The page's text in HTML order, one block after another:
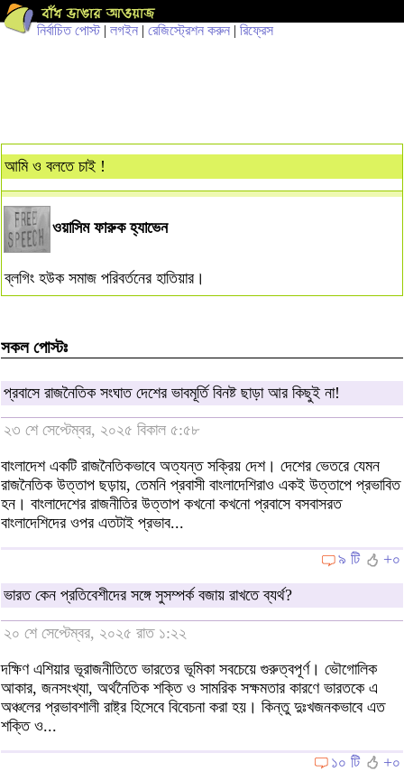
নির্বাচিত পোস্ট| লগইন | রেজিস্ট্রেশন করুন | রিফ্রেস
আমি ও বলতে চাই !
ওয়াসিম ফারুক হ্যাভেন
ব্লগিং হউক সমাজ পরিবর্তনের হাতিয়ার।
সকল পোস্টঃ
প্রবাসে রাজনৈতিক সংঘাত দেশের ভাবমূর্তি বিনষ্ট ছাড়া আর কিছুই না!
২৩ শে সেপ্টেম্বর, ২০২৫ বিকাল ৫:৫৮
বাংলাদেশ একটি রাজনৈতিকভাবে অত্যন্ত সক্রিয় দেশ। দেশের ভেতরে যেমন
রাজনৈতিক উত্তাপ ছড়ায়, তেমনি প্রবাসী বাংলাদেশিরাও একই উত্তাপে প্রভাবিত
হন। বাংলাদেশের রাজনীতির উত্তাপ কখনো কখনো প্রবাসে বসবাসরত
বাংলাদেশিদের ওপর এতটাই প্রভাব...
৯ টি
+০
ভারত কেন প্রতিবেশীদের সঙ্গে সুসম্পর্ক বজায় রাখতে ব্যর্থ?
২০ শে সেপ্টেম্বর, ২০২৫ রাত ১:২২
দক্ষিণ এশিয়ার ভূরাজনীতিতে ভারতের ভূমিকা সবচেয়ে গুরুত্বপূর্ণ। ভৌগোলিক
আকার, জনসংখ্যা, অর্থনৈতিক শক্তি ও সামরিক সক্ষমতার কারণে ভারতকে এ
অঞ্চলের প্রভাবশালী রাষ্ট্র হিসেবে বিবেচনা করা হয়। কিন্তু দুঃখজনকভাবে এত
শক্তি ও...
১০ টি
+০